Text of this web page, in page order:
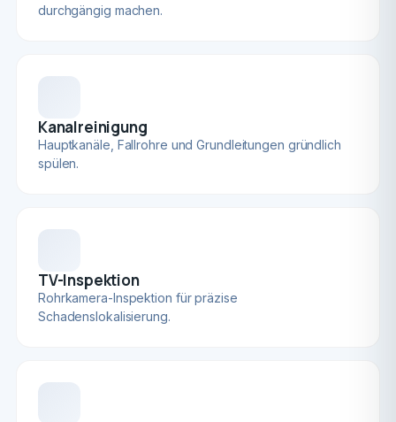
durchgängig machen.
Kanalreinigung
Hauptkanäle, Fallrohre und Grundleitungen gründlich
spülen.
TV-Inspektion
Rohrkamera-Inspektion für präzise
Schadenslokalisierung.